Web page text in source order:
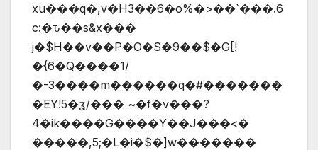
xu���q�,v�H3��6�o%�>��`���.6
c:�ԏ��s&x���
j�$H��v��P�O�S�9��$�G[!
�{6�Q����1/
�-3����m������q�#�������
�EY!5�ʓ/��� ~�f�v���?
4�ik����G����Y��J���<�
�����,5;�L�i�$�]w�������